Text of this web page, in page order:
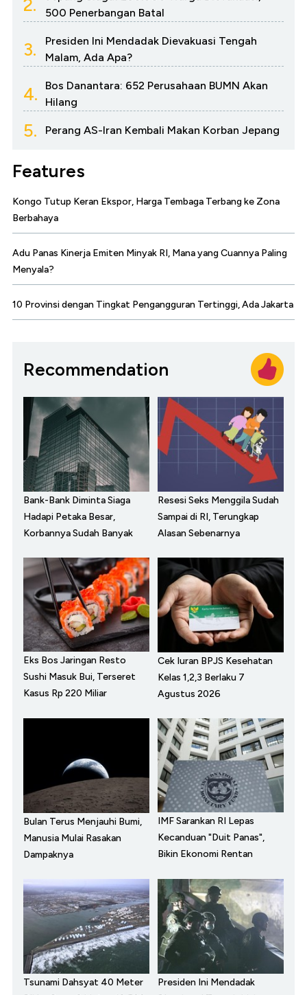
2.
500 Penerbangan Batal
3.
Presiden Ini Mendadak Dievakuasi Tengah
Malam, Ada Apa?
4.
Bos Danantara: 652 Perusahaan BUMN Akan
Hilang
5. Perang AS-Iran Kembali Makan Korban Jepang
Features
Kongo Tutup Keran Ekspor, Harga Tembaga Terbang ke Zona
Berbahaya
Adu Panas Kinerja Emiten Minyak RI, Mana yang Cuannya Paling
Menyala?
10 Provinsi dengan Tingkat Pengangguran Tertinggi, Ada Jakarta
Recommendation
Bank-Bank Diminta Siaga
Hadapi Petaka Besar,
Korbannya Sudah Banyak
Resesi Seks Menggila Sudah
Sampai di RI, Terungkap
Alasan Sebenarnya
Eks Bos Jaringan Resto
Sushi Masuk Bui, Terseret
Kasus Rp 220 Miliar
Cek Iuran BPJS Kesehatan
Kelas 1,2,3 Berlaku 7
Agustus 2026
Bulan Terus Menjauhi Bumi,
Manusia Mulai Rasakan
Dampaknya
IMF Sarankan RI Lepas
Kecanduan "Duit Panas",
Bikin Ekonomi Rentan
Tsunami Dahsyat 40 Meter
Presiden Ini Mendadak